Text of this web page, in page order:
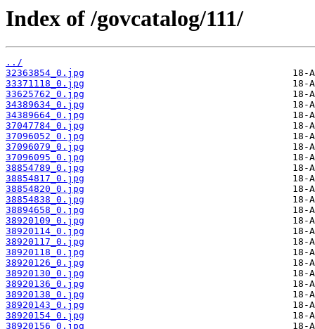
Index of /govcatalog/111/
../
32363854_0.jpg
33371118_0.jpg
33625762_0.jpg
34389634_0.jpg
34389664_0.jpg
37047784_0.jpg
37096052_0.jpg
37096079_0.jpg
37096095_0.jpg
38854789_0.jpg
38854817_0.jpg
38854820_0.jpg
38854838_0.jpg
38894658_0.jpg
38920109_0.jpg
38920114_0.jpg
38920117_0.jpg
38920118_0.jpg
38920126_0.jpg
38920130_0.jpg
38920136_0.jpg
38920138_0.jpg
38920143_0.jpg
38920154_0.jpg
38920156_0.jpg